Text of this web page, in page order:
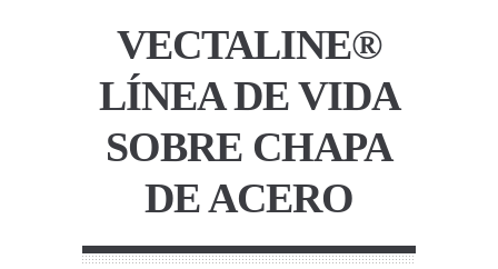
VECTALINE®
LÍNEA DE VIDA
SOBRE CHAPA
DE ACERO